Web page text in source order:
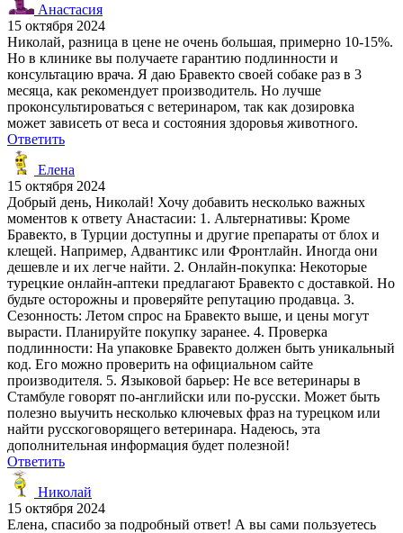
Анастасия
15 октября 2024
Николай, разница в цене не очень большая, примерно 10-15%.
Но в клинике вы получаете гарантию подлинности и
консультацию врача. Я даю Бравекто своей собаке раз в 3
месяца, как рекомендует производитель. Но лучше
проконсультироваться с ветеринаром, так как дозировка
может зависеть от веса и состояния здоровья животного.
Ответить
Елена
15 октября 2024
Добрый день, Николай! Хочу добавить несколько важных
моментов к ответу Анастасии: 1. Альтернативы: Кроме
Бравекто, в Турции доступны и другие препараты от блох и
клещей. Например, Адвантикс или Фронтлайн. Иногда они
дешевле и их легче найти. 2. Онлайн-покупка: Некоторые
турецкие онлайн-аптеки предлагают Бравекто с доставкой. Но
будьте осторожны и проверяйте репутацию продавца. 3.
Сезонность: Летом спрос на Бравекто выше, и цены могут
вырасти. Планируйте покупку заранее. 4. Проверка
подлинности: На упаковке Бравекто должен быть уникальный
код. Его можно проверить на официальном сайте
производителя. 5. Языковой барьер: Не все ветеринары в
Стамбуле говорят по-английски или по-русски. Может быть
полезно выучить несколько ключевых фраз на турецком или
найти русскоговорящего ветеринара. Надеюсь, эта
дополнительная информация будет полезной!
Ответить
Николай
15 октября 2024
Елена, спасибо за подробный ответ! А вы сами пользуетесь